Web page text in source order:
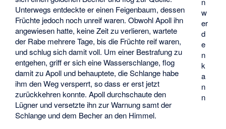
w
er
d
e
n
k
a
n
n
Unterwegs entdeckte er einen Feigenbaum, dessen
Früchte jedoch noch unreif waren. Obwohl Apoll ihn
angewiesen hatte, keine Zeit zu verlieren, wartete
der Rabe mehrere Tage, bis die Früchte reif waren,
und schlug sich damit voll. Um einer Bestrafung zu
entgehen, griff er sich eine Wasserschlange, flog
damit zu Apoll und behauptete, die Schlange habe
ihm den Weg versperrt, so dass er erst jetzt
zurückkehren konnte. Apoll durchschaute den
Lügner und versetzte ihn zur Warnung samt der
Schlange und dem Becher an den Himmel.